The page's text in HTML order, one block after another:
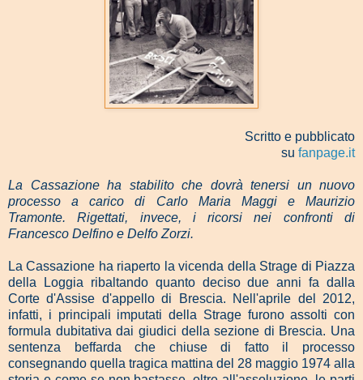
Scritto e pubblicato
su fanpage.it
La Cassazione ha stabilito che dovrà tenersi un nuovo
processo a carico di Carlo Maria Maggi e Maurizio
Tramonte. Rigettati, invece, i ricorsi nei confronti di
Francesco Delfino e Delfo Zorzi.
La Cassazione ha riaperto la vicenda della Strage di Piazza
della Loggia ribaltando quanto deciso due anni fa dalla
Corte d'Assise d'appello di Brescia. Nell'aprile del 2012,
infatti, i principali imputati della Strage furono assolti con
formula dubitativa dai giudici della sezione di Brescia. Una
sentenza beffarda che chiuse di fatto il processo
consegnando quella tragica mattina del 28 maggio 1974 alla